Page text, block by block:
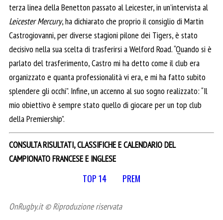
terza linea della Benetton passato al Leicester, in un’intervista al
Leicester Mercury, ha dichiarato che proprio il consiglio di Martin
Castrogiovanni, per diverse stagioni pilone dei Tigers, è stato
decisivo nella sua scelta di trasferirsi a Welford Road. “Quando si è
parlato del trasferimento, Castro mi ha detto come il club era
organizzato e quanta professionalità vi era, e mi ha fatto subito
splendere gli occhi”. Infine, un accenno al suo sogno realizzato: “Il
mio obiettivo è sempre stato quello di giocare per un top club
della Premiership”.
CONSULTA RISULTATI, CLASSIFICHE E CALENDARIO DEL
CAMPIONATO FRANCESE E INGLESE
TOP 14 PREM
OnRugby.it © Riproduzione riservata